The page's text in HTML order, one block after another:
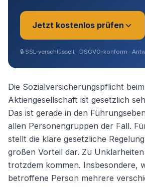
Jetzt kostenlos prüfen
Sie sind? *
Geschäftsführer (Angestellt /
Gesellschafter)
Selbstständig / Unternehmer
🔒 SSL-verschlüsselt · DSGVO-konform ·
Die Sozialversicherungspflicht
Aktiengesellschaft ist gesetzlich
Das ist gerade in den
allen Personengruppen der Fall.
stellt die klare gesetzliche
großen Vorteil dar. Zu
trotzdem kommen. Insbesondere,
betroffene Person mehrere